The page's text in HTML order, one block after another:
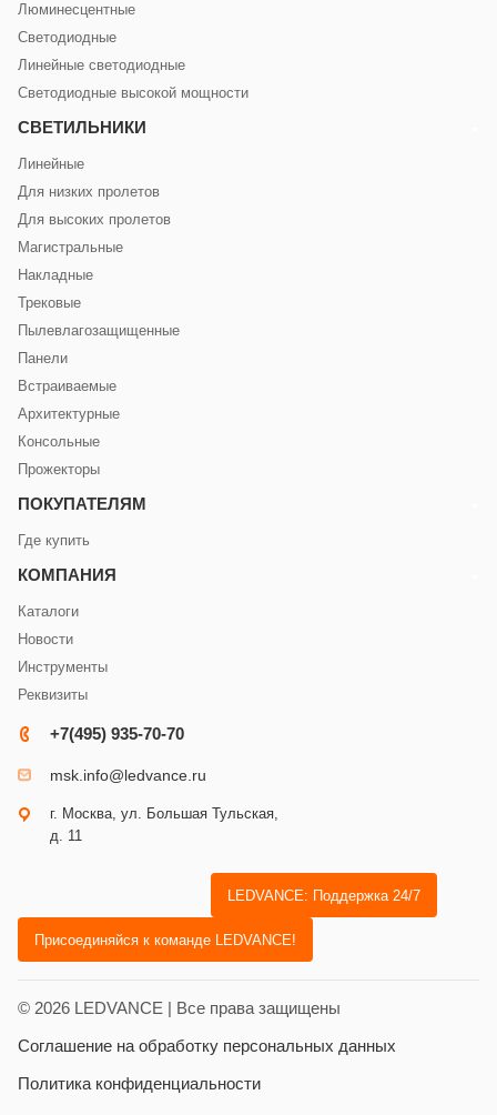
Люминесцентные
Светодиодные
Линейные светодиодные
Светодиодные высокой мощности
СВЕТИЛЬНИКИ
Линейные
Для низких пролетов
Для высоких пролетов
Магистральные
Накладные
Трековые
Пылевлагозащищенные
Панели
Встраиваемые
Архитектурные
Консольные
Прожекторы
ПОКУПАТЕЛЯМ
Где купить
КОМПАНИЯ
Каталоги
Новости
Инструменты
Реквизиты
+7(495) 935-70-70
msk.info@ledvance.ru
г. Москва, ул. Большая Тульская,
д. 11
LEDVANCE: Поддержка 24/7
Присоединяйся к команде LEDVANCE!
© 2026 LEDVANCE | Все права защищены
Соглашение на обработку персональных данных
Политика конфиденциальности